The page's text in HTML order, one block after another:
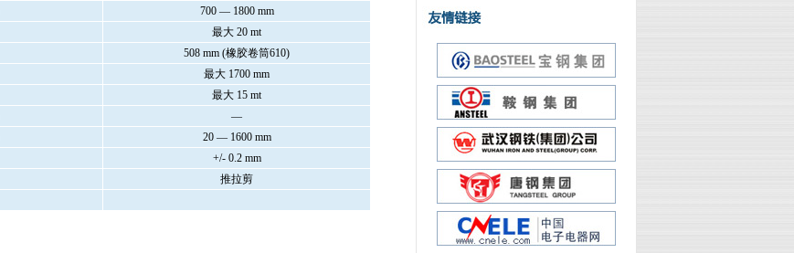
700 — 1800 mm
最大 20 mt
508 mm (橡胶卷筒610)
最大 1700 mm
最大 15 mt
—
20 — 1600 mm
+/- 0.2 mm
推拉剪